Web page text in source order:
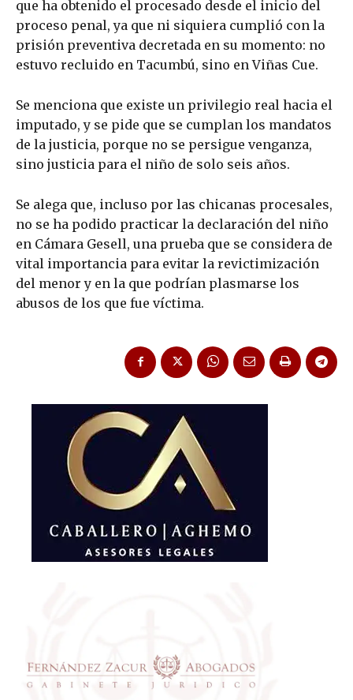
que ha obtenido el procesado desde el inicio del
proceso penal, ya que ni siquiera cumplió con la
prisión preventiva decretada en su momento: no
estuvo recluido en Tacumbú, sino en Viñas Cue.
Se menciona que existe un privilegio real hacia el
imputado, y se pide que se cumplan los mandatos
de la justicia, porque no se persigue venganza,
sino justicia para el niño de solo seis años.
Se alega que, incluso por las chicanas procesales,
no se ha podido practicar la declaración del niño
en Cámara Gesell, una prueba que se considera de
vital importancia para evitar la revictimización
del menor y en la que podrían plasmarse los
abusos de los que fue víctima.